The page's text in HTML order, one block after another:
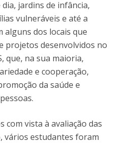
jardins de infância,
vulneráveis e até a
dos locais que
projetos desenvolvidos no
que, na sua maioria,
e cooperação,
da saúde e
com vista à avaliação das
vários estudantes foram